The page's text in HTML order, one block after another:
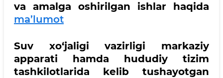
va amalga oshirilgan ishlar haqida
ma’lumot
Suv xo‘jaligi vazirligi markaziy
apparati hamda hududiy tizim
tashkilotlarida kelib tushayotgan